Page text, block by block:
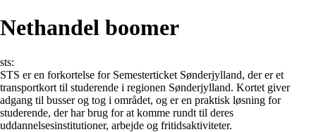
Nethandel boomer
sts:
STS er en forkortelse for Semesterticket Sønderjylland, der er et
transportkort til studerende i regionen Sønderjylland. Kortet giver
adgang til busser og tog i området, og er en praktisk løsning for
studerende, der har brug for at komme rundt til deres
uddannelsesinstitutioner, arbejde og fritidsaktiviteter.